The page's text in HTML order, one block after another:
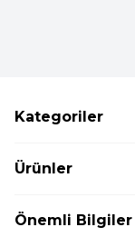
Kategoriler
Ürünler
Önemli Bilgiler